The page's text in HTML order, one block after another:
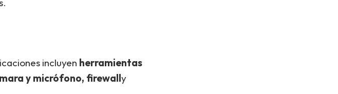
incluyen herramientas
y micrófono, firewally